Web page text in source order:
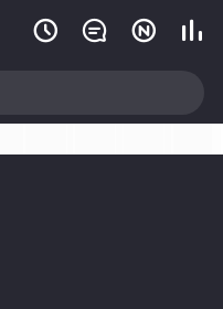
   